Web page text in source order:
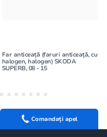
Far anticeață (faruri anticeață, cu
halogen, halogen) SKODA
SUPERB, 08 - 15
Comandați apel